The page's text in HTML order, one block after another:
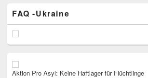
FAQ -Ukraine
Aktion Pro Asyl: Keine Haftlager für Flüchtlinge